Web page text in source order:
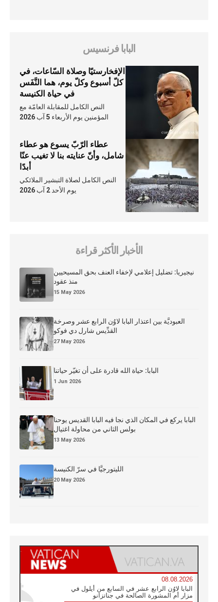
البابا فرنسيس
الإفخارستيّا وصلاة السّاعات، في
كلّ أسبوع وكلّ يوم، هما النَّفَس
في حياة الكنيسة
النص الكامل للمقابلة العامّة مع
المؤمنين يوم الأربعاء 5 آب 2026
عطاء الرّبّ يسوع هو عطاء
شامل، وأنّ عنايته بنا لا تغيب عنّا
أبدًا
النص الكامل لصلاة التبشير الملائكي
يوم الأحد 2 آب 2026
الأخبار الأكثر قراءة
نيجيريا: تضليل إعلامي لإخفاء العنف بحق المسيحيين
منذ عقود
15 May 2026
العبوديَّة بين اعتذار البابا لاوُن الرابع عشر وصرخة
القدِّيس شارل دي فوكو
27 May 2026
البابا: حياة الله قادرة على أن تغيّر حياتنا
1 Jun 2026
البابا يركع في المكان الذي نجا فيه البابا القديس يوحنا
بولس الثاني من محاولة اغتيال
13 May 2026
الليتورجيَّا في سرّ الكنيسة
20 May 2026
08.08.2026
البابا لاوُن الرابع عشر في السابع من أيلول في
مزار أم المشورة الصالحة في جناتزانو